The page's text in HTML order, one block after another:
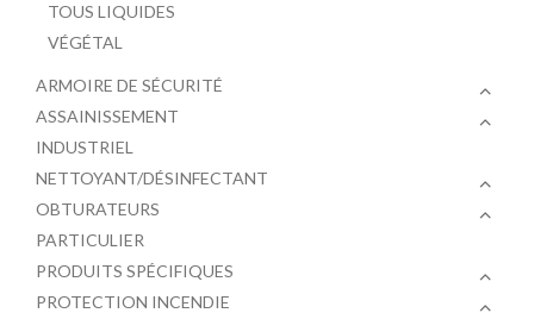
TOUS LIQUIDES
VÉGÉTAL
ARMOIRE DE SÉCURITÉ
ASSAINISSEMENT
INDUSTRIEL
NETTOYANT/DÉSINFECTANT
OBTURATEURS
PARTICULIER
PRODUITS SPÉCIFIQUES
PROTECTION INCENDIE